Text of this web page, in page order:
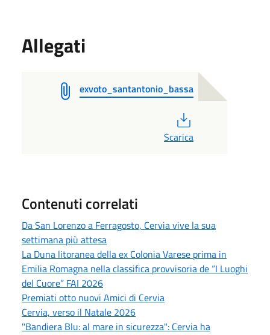
Allegati
exvoto_santantonio_bassa
Scarica
Contenuti correlati
Da San Lorenzo a Ferragosto, Cervia vive la sua
settimana più attesa
La Duna litoranea della ex Colonia Varese prima in
Emilia Romagna nella classifica provvisoria de “I Luoghi
del Cuore” FAI 2026
Premiati otto nuovi Amici di Cervia
Cervia, verso il Natale 2026
"Bandiera Blu: al mare in sicurezza": Cervia ha